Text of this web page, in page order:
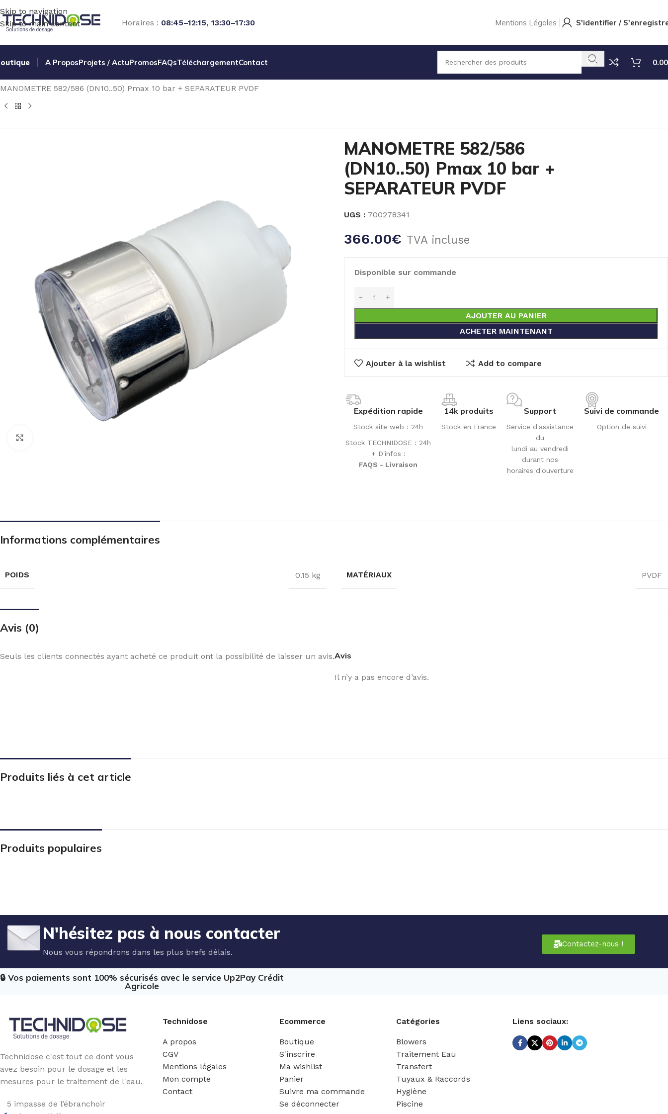
Skip to navigation
Skip to main content
Horaires : 08:45–12:15, 13:30–17:30 Mentions Légales S'identifier /
A ProposProjets / ActuPromosFAQsTéléchargementContact
0.00
MANOMETRE 582/586 (DN10..50) Pmax 10 bar + SEPARATEUR PVDF
MANOMETRE 582/586
(DN10..50) Pmax 10 bar +
SEPARATEUR PVDF
UGS : 700278341
366.00€ TVA incluse
Disponible sur commande
AJOUTER AU PANIER
ACHETER MAINTENANT
Ajouter à la wishlist Add to compare
Expédition rapide
Stock site web : 24h
Stock TECHNIDOSE : 24h
+ D'infos :
FAQS - Livraison
14k produits
Stock en France
Support
Service d'assistance
du
lundi au vendredi
durant nos
horaires d'ouverture
Suivi de commande
Option de suivi
Informations complémentaires
POIDS 0.15 kg MATÉRIAUX PVDF
Avis (0)
Avis
Il n’y a pas encore d’avis.
Seuls les clients connectés ayant acheté ce produit ont la possibilité de laisser un avis.
Produits liés à cet article
Produits populaires
N'hésitez pas à nous contacter
Nous vous répondrons dans les plus brefs délais.
Contactez-nous !
🔒 Vos paiements sont 100% sécurisés avec le service Up2Pay Crédit
Agricole
Technidose c'est tout ce dont vous
avez besoin pour le dosage et les
mesures pour le traitement de l'eau.
5 impasse de l’ébranchoir
Technidose
A propos
CGV
Mentions légales
Mon compte
Contact
Ecommerce
Boutique
S'inscrire
Ma wishlist
Panier
Suivre ma commande
Se déconnecter
Catégories
Blowers
Traitement Eau
Transfert
Tuyaux & Raccords
Hygiène
Piscine
Liens sociaux: